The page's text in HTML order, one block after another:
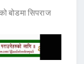
बोडमा सिपराज